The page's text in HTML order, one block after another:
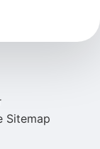
Sitemap